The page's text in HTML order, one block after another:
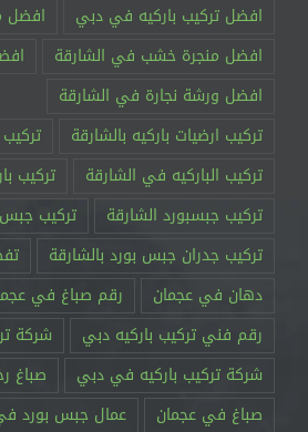
افضل تركيب باركيه في دبي
افضل
افضل منجرة خشب في الشارقة
افضل ورشة نجارة في الشارقة
تركيب ارضيات باركيه بالشارقة
تركيب الباركيه في الشارقة
تركيب
تركيب جبسبورد الشارقة
تركيب جبس
تركيب جدران جبس بورد بالشارقة
دهان في عجمان
رقم صباغ في
رقم فني تركيب باركيه دبي
شركة
شركة تركيب باركيه في دبي
صباغ
صباغ في عجمان
عمال جبس بورد في